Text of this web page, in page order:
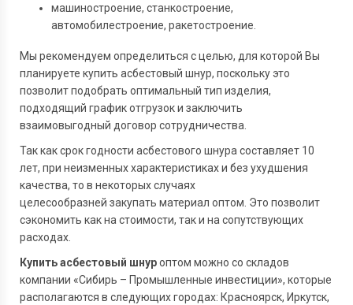
машиностроение, станкостроение,
автомобилестроение, ракетостроение.
Мы рекомендуем определиться с целью, для которой Вы
планируете купить асбестовый шнур, поскольку это
позволит подобрать оптимальный тип изделия,
подходящий график отгрузок и заключить
взаимовыгодный договор сотрудничества.
Так как срок годности асбестового шнура составляет 10
лет, при неизменных характеристиках и без ухудшения
качества, то в некоторых случаях
целесообразней закупать материал оптом. Это позволит
сэкономить как на стоимости, так и на сопутствующих
расходах.
Купить асбестовый шнуроптом можно со складов
компании «Сибирь – Промышленные инвестиции», которые
располагаются в следующих городах: Красноярск, Иркутск,